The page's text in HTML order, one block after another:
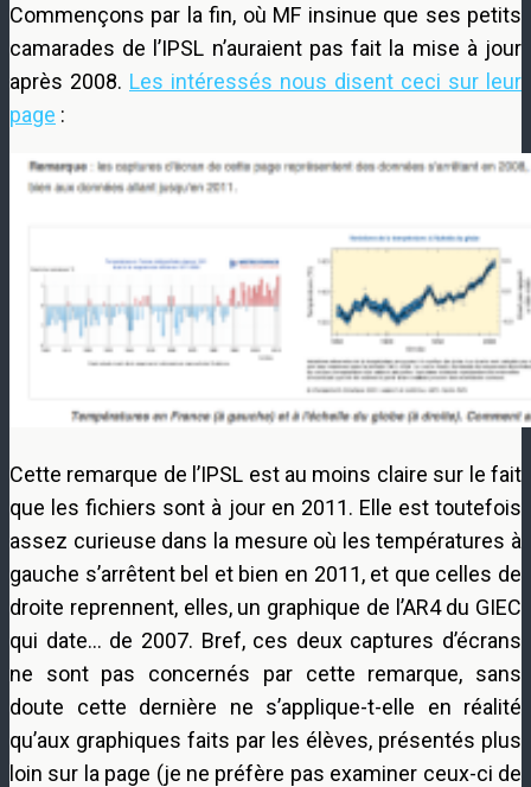
Commençons par la fin, où MF insinue que ses petits
camarades de l’IPSL n’auraient pas fait la mise à jour
après 2008. Les intéressés nous disent ceci sur leur
page :
Cette remarque de l’IPSL est au moins claire sur le fait
que les fichiers sont à jour en 2011. Elle est toutefois
assez curieuse dans la mesure où les températures à
gauche s’arrêtent bel et bien en 2011, et que celles de
droite reprennent, elles, un graphique de l’AR4 du GIEC
qui date… de 2007. Bref, ces deux captures d’écrans
ne sont pas concernés par cette remarque, sans
doute cette dernière ne s’applique-t-elle en réalité
qu’aux graphiques faits par les élèves, présentés plus
loin sur la page (je ne préfère pas examiner ceux-ci de